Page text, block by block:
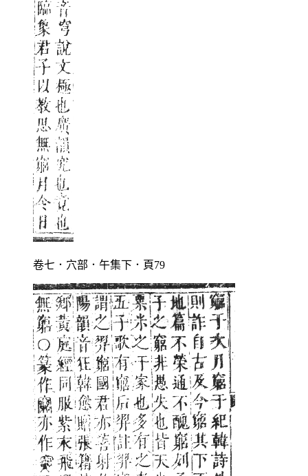
卷七．穴部．午集下．頁79